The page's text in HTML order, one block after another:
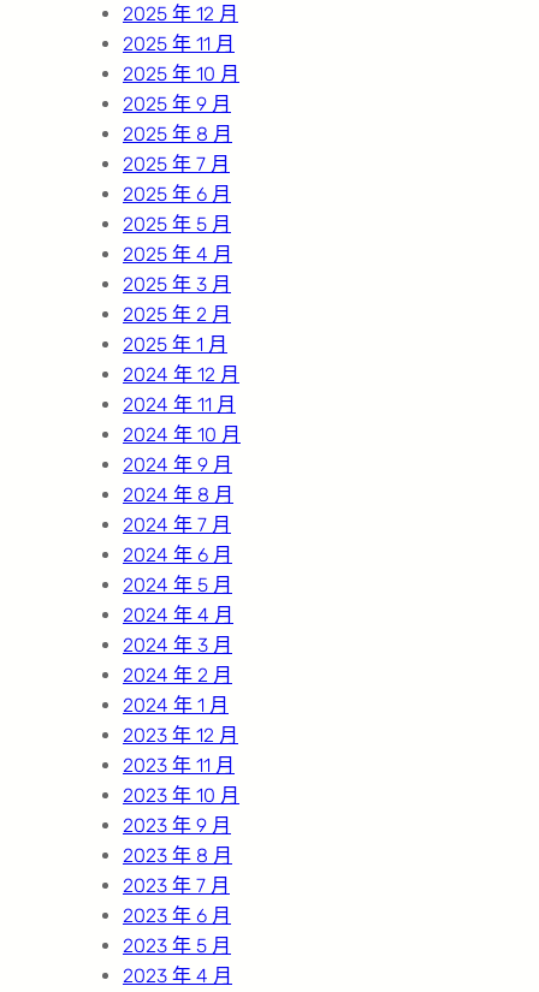
2025 年 12 月
2025 年 11 月
2025 年 10 月
2025 年 9 月
2025 年 8 月
2025 年 7 月
2025 年 6 月
2025 年 5 月
2025 年 4 月
2025 年 3 月
2025 年 2 月
2025 年 1 月
2024 年 12 月
2024 年 11 月
2024 年 10 月
2024 年 9 月
2024 年 8 月
2024 年 7 月
2024 年 6 月
2024 年 5 月
2024 年 4 月
2024 年 3 月
2024 年 2 月
2024 年 1 月
2023 年 12 月
2023 年 11 月
2023 年 10 月
2023 年 9 月
2023 年 8 月
2023 年 7 月
2023 年 6 月
2023 年 5 月
2023 年 4 月